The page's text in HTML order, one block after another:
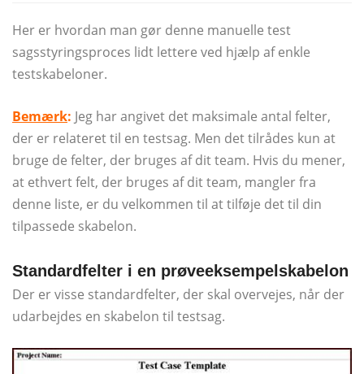
Her er hvordan man gør denne manuelle test
sagsstyringsproces lidt lettere ved hjælp af enkle
testskabeloner.
Bemærk: Jeg har angivet det maksimale antal felter,
der er relateret til en testsag. Men det tilrådes kun at
bruge de felter, der bruges af dit team. Hvis du mener,
at ethvert felt, der bruges af dit team, mangler fra
denne liste, er du velkommen til at tilføje det til din
tilpassede skabelon.
Standardfelter i en prøveeksempelskabelon
Der er visse standardfelter, der skal overvejes, når der
udarbejdes en skabelon til testsag.